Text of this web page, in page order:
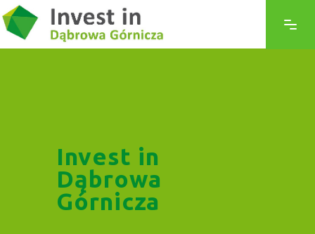
Invest in
Dąbrowa
Górnicza